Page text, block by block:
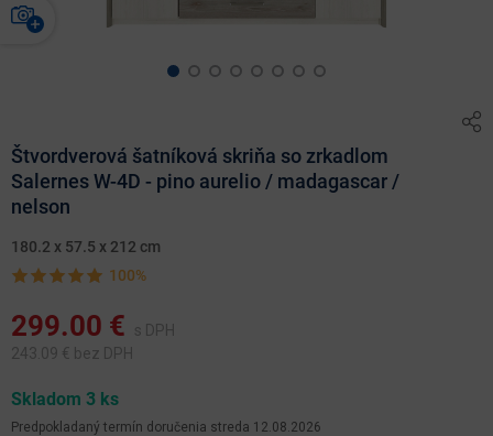
Štvordverová šatníková skriňa so zrkadlom
Salernes W-4D - pino aurelio / madagascar /
nelson
180.2 x 57.5 x 212 cm
100%
299.00 €
s DPH
243.09 € bez DPH
Skladom 3 ks
Predpokladaný termín doručenia streda 12.08.2026